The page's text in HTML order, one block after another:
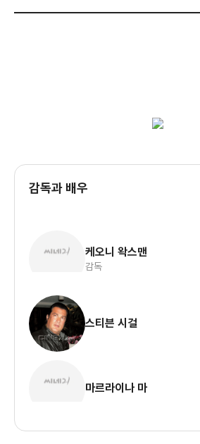
감독과 배우
케오니 왁스맨
감독
스티븐 시걸
마르라이나 마